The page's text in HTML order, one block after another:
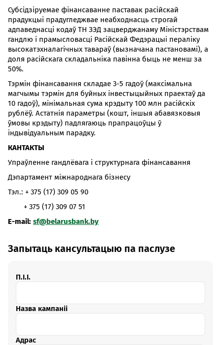
Субсідзіруемае фінансаванне паставак расійскай
прадукцыі прадугледжвае неабходнасць строгай
адпаведнасці кодаў ТН ЗЭД зацверджанаму Міністэрствам
гандлю і прамысловасці Расійскай Федэрацыі пераліку
высокатэхналагічных тавараў (вызначана пастановамі), а
доля расійскага складальніка павінна быць не менш за
50%.
Тэрмін фінансавання складае 3-5 гадоў (максімальна
магчымы тэрмін для буйных інвестыцыйных праектаў да
10 гадоў), мінімальная сума крэдыту 100 млн расійскіх
рублёў. Астатнія параметры (кошт, іншыя абавязковыя
ўмовы крэдыту) падлягаюць прапрацоўцы ў
індывідуальным парадку.
КАНТАКТЫ
Упраўленне гандлёвага і структурнага фінансавання
Дэпартамент міжнароднага бізнесу
Тэл.: + 375 (17) 309 05 90
+ 375 (17) 309 07 51
E-mail: sf@belarusbank.by
Запытаць кансультацыю па паслузе
П.І.І.
Назва кампаніі
Адрас